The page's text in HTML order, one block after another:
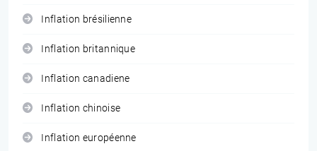
Inflation brésilienne
Inflation britannique
Inflation canadiene
Inflation chinoise
Inflation européenne